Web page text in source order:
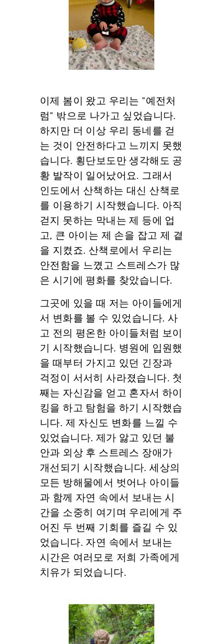
이제 봄이 왔고 우리는 "예전처
럼" 밖으로 나가고 싶었습니다.
하지만 더 이상 우리 동네를 걷
는 것이 안전하다고 느끼지 못했
습니다. 횡단보도만 생각해도 공
황 발작이 일어났어요. 그래서
인도에서 산책하는 대신 산책로
를 이용하기 시작했습니다. 아직
걷지 못하는 막내는 제 등에 업
고, 큰 아이는 제 손을 잡고 제 곁
을 지켰죠. 산책로에서 우리는
안전함을 느꼈고 스트레스가 많
은 시기에 평화를 찾았습니다.
그곳에 있을 때 저는 아이들에게
서 변화를 볼 수 있었습니다. 사
고 전의 평온한 아이들처럼 보이
기 시작했습니다. 병원에 입원했
을 때부터 가지고 있던 긴장과
걱정이 서서히 사라졌습니다. 첫
째는 자신감을 얻고 혼자서 하이
킹을 하고 탐험을 하기 시작했습
니다. 제 자신도 변화를 느낄 수
있었습니다. 제가 앓고 있던 불
안과 외상 후 스트레스 장애가
개선되기 시작했습니다. 세상의
모든 방해물에서 벗어나 아이들
과 함께 자연 속에서 보내는 시
간을 소중히 여기며 우리에게 주
어진 두 번째 기회를 즐길 수 있
었습니다. 자연 속에서 보내는
시간은 여러모로 저희 가족에게
치유가 되었습니다.